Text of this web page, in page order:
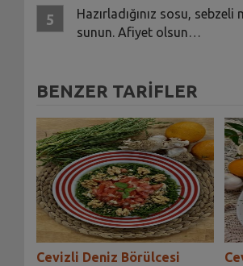
Hazırladığınız sosu,
sunun. Afiyet olsun…
BENZER TARİFLER
Cevizli Deniz Börülcesi